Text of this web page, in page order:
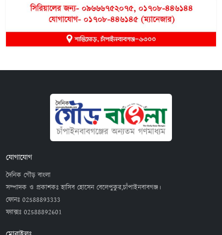
যোগাযোগ
দৈনিক গৌড় বাংলা
সম্পাদক ও প্রকাশকঃ হাসিব হোসেন বেলেপুকুর,চাঁপাইনবাবগঞ্জ।
ফোনঃ 02588893333
ফ্যাক্সঃ 02588892601